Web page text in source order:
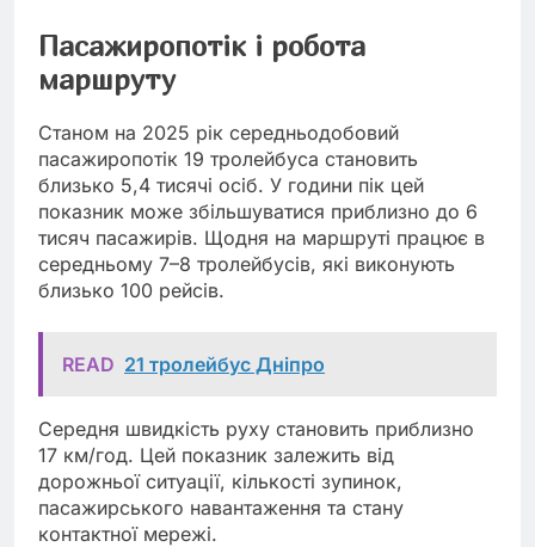
Пасажиропотік і робота
маршруту
Станом на 2025 рік середньодобовий
пасажиропотік 19 тролейбуса становить
близько 5,4 тисячі осіб. У години пік цей
показник може збільшуватися приблизно до 6
тисяч пасажирів. Щодня на маршруті працює в
середньому 7–8 тролейбусів, які виконують
близько 100 рейсів.
READ 21 тролейбус Дніпро
Середня швидкість руху становить приблизно
17 км/год. Цей показник залежить від
дорожньої ситуації, кількості зупинок,
пасажирського навантаження та стану
контактної мережі.